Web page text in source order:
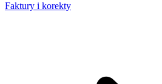
Faktury i korekty